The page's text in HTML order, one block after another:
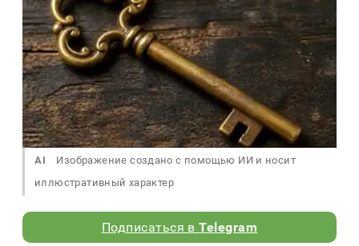
AI
Изображение создано с помощью ИИ и носит
иллюстративный характер
Подписаться вTelegram